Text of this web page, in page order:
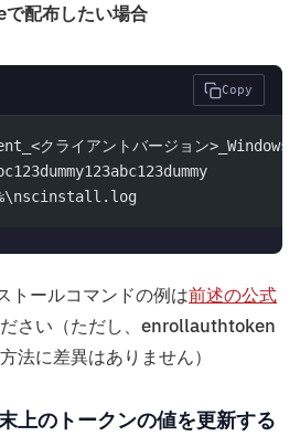
配布したい場合
Copy
クライアントバージョン
トールコマンドの例は前述の公式
さい（ただし、enrollauthtoken
法に差異はありません）
上のトークンの値を更新する